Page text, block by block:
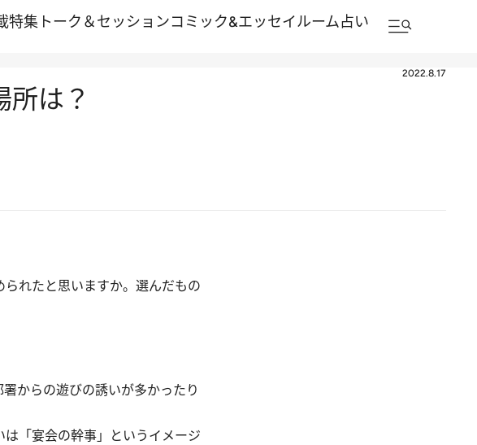
特集 トーク＆セッションコミック&エッセイルーム占い
2022.8.17
所は？
れたと思いますか。選んだもの
からの遊びの誘いが多かったり
「宴会の幹事」というイメージ